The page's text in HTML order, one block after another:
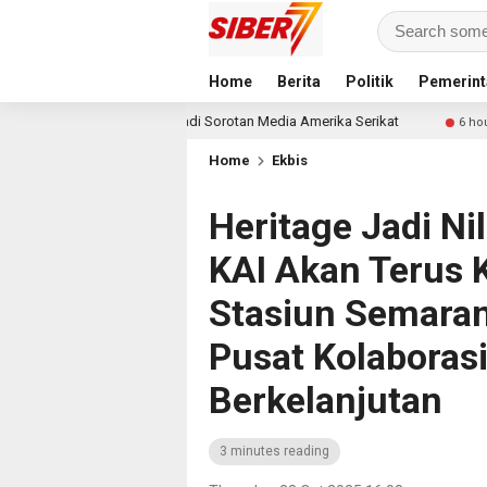
Home Berita Politik
PTPN I Jadi Sorotan Media Amerika Serikat 6 hour ago Pendekar
Home Ekbis
Heritage Jadi
KAI Akan Terus
Stasiun
Pusat
Berkelanjutan
3 minutes reading